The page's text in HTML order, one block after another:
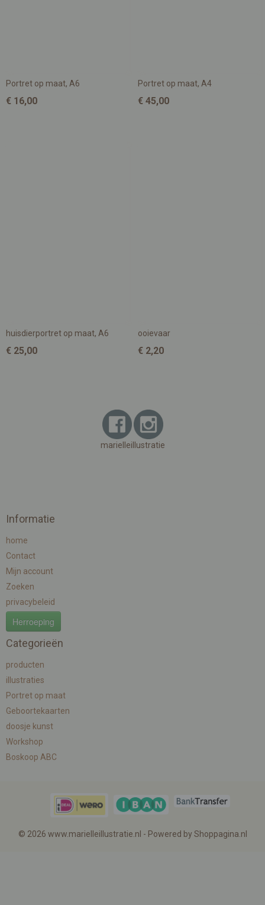
Portret op maat, A6
€ 16,00
Portret op maat, A4
€ 45,00
huisdierportret op maat, A6
€ 25,00
ooievaar
€ 2,20
marielleillustratie
Informatie
home
Contact
Mijn account
Zoeken
privacybeleid
Herroeping
Categorieën
producten
illustraties
Portret op maat
Geboortekaarten
doosje kunst
Workshop
Boskoop ABC
© 2026 www.marielleillustratie.nl - Powered by Shoppagina.nl